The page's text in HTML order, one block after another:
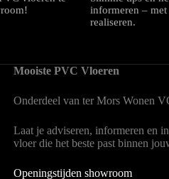
informeren –
realiseren.
Mooiste PVC Vloeren
Onderdeel van ter Mors Wonen
Laat je adviseren, informeren en
vloer die het beste past binnen
Openingstijden showroom